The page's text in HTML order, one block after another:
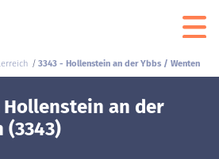
3343 - Hollenstein an der Ybbs / Wenten
Hollenstein an der
(3343)